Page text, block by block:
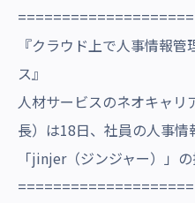
『クラウド上で人事情報
ス』
人材サービスのネオキャリ
長）は18日、社員の人事
「jinjer（ジンジャー）」